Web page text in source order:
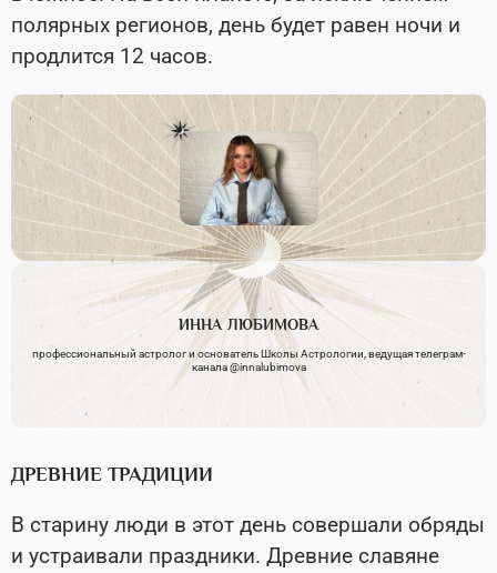
полярных регионов, день будет равен ночи и
продлится 12 часов.
ИННА ЛЮБИМОВА
профессиональный астролог и основатель Школы Астрологии, ведущая телеграм-
канала @innalubimova
ДРЕВНИЕ ТРАДИЦИИ
В старину люди в этот день совершали обряды
и устраивали праздники. Древние славяне